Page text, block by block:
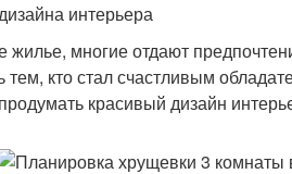
жилье, многие отдают
тем, кто стал счастливым
красивый дизайн